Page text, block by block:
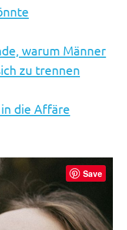
warum Männer
zu trennen
die Affäre
Save